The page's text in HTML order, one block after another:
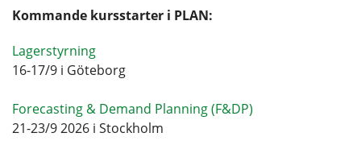
Kommande kursstarter i PLAN:
Lagerstyrning
16-17/9 i Göteborg
Forecasting & Demand Planning (F&DP)
21-23/9 2026 i Stockholm